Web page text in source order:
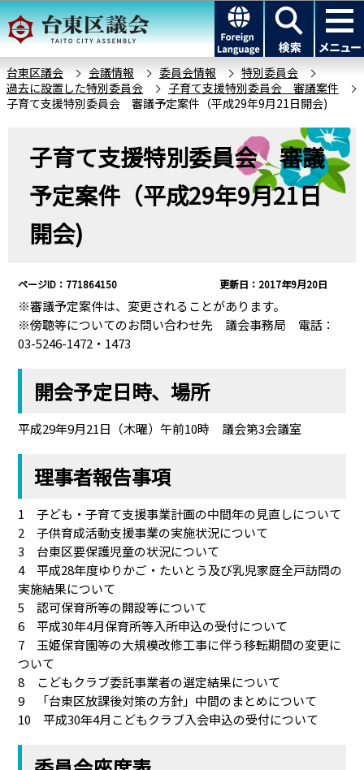
こ
の
ー
ジ
の
このページの本文へ移動
台東区議会 会議情報 委員会情報
特別委員会
過去に設置した特別委員会
子育て支援特別委員会 審議案件
子育て支援特別委員会 審議予定案件（平成29年9月21日開会)
子育て支援特別委員会 審議
予定案件（平成29年9月21日
開会)
ページID：771864150 更新日：2017年9月20日
※審議予定案件は、変更されることがあります。
※傍聴等についてのお問い合わせ先 議会事務局 電話：
03-5246-1472・1473
開会予定日時、場所
平成29年9月21日（木曜）午前10時 議会第3会議室
理事者報告事項
1 子ども・子育て支援事業計画の中間年の見直しについて
2 子供育成活動支援事業の実施状況について
3 台東区要保護児童の状況について
4 平成28年度ゆりかご・たいとう及び乳児家庭全戸訪問の
実施結果について
5 認可保育所等の開設等について
6 平成30年4月保育所等入所申込の受付について
7 玉姫保育園等の大規模改修工事に伴う移転期間の変更に
ついて
8 こどもクラブ委託事業者の選定結果について
9 「台東区放課後対策の方針」中間のまとめについて
10 平成30年4月こどもクラブ入会申込の受付について